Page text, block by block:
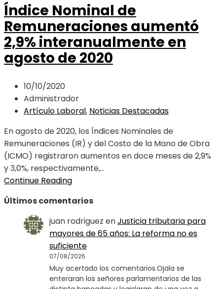
Índice Nominal de
Remuneraciones aumentó
2,9% interanualmente en
agosto de 2020
10/10/2020
Administrador
Artículo Laboral, Noticias Destacadas
En agosto de 2020, los Índices Nominales de
Remuneraciones (IR) y del Costo de la Mano de Obra
(ICMO) registraron aumentos en doce meses de 2,9%
y 3,0%, respectivamente,...
Continue Reading
Últimos comentarios
juan rodriguez enJusticia tributaria para
mayores de 65 años: La reforma no es
suficiente
07/08/2026
Muy acertado los comentarios.Ojala se
enteraran los señores parlamentarios de las